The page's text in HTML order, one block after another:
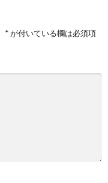
*が付いている欄は必須項